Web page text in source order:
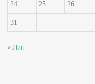
24 25 26
31
« Лип